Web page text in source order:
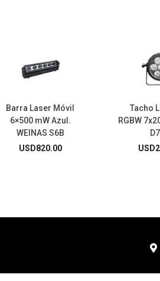
Barra Laser Móvil
6×500 mW Azul.
WEINAS S6B
USD820.00
Tacho
RGBW
USD